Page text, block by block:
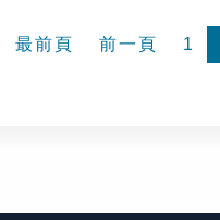
最前頁 前一頁 1